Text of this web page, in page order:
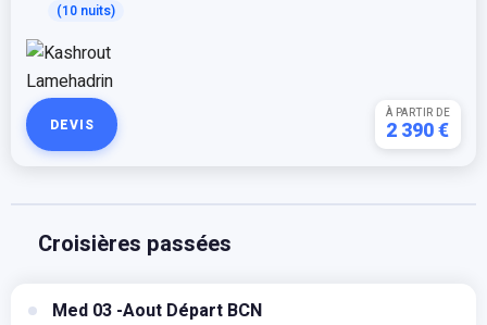
(10 nuits)
DEVIS
À PARTIR DE
2 390 €
Croisières passées
Med 03 -Aout Départ BCN